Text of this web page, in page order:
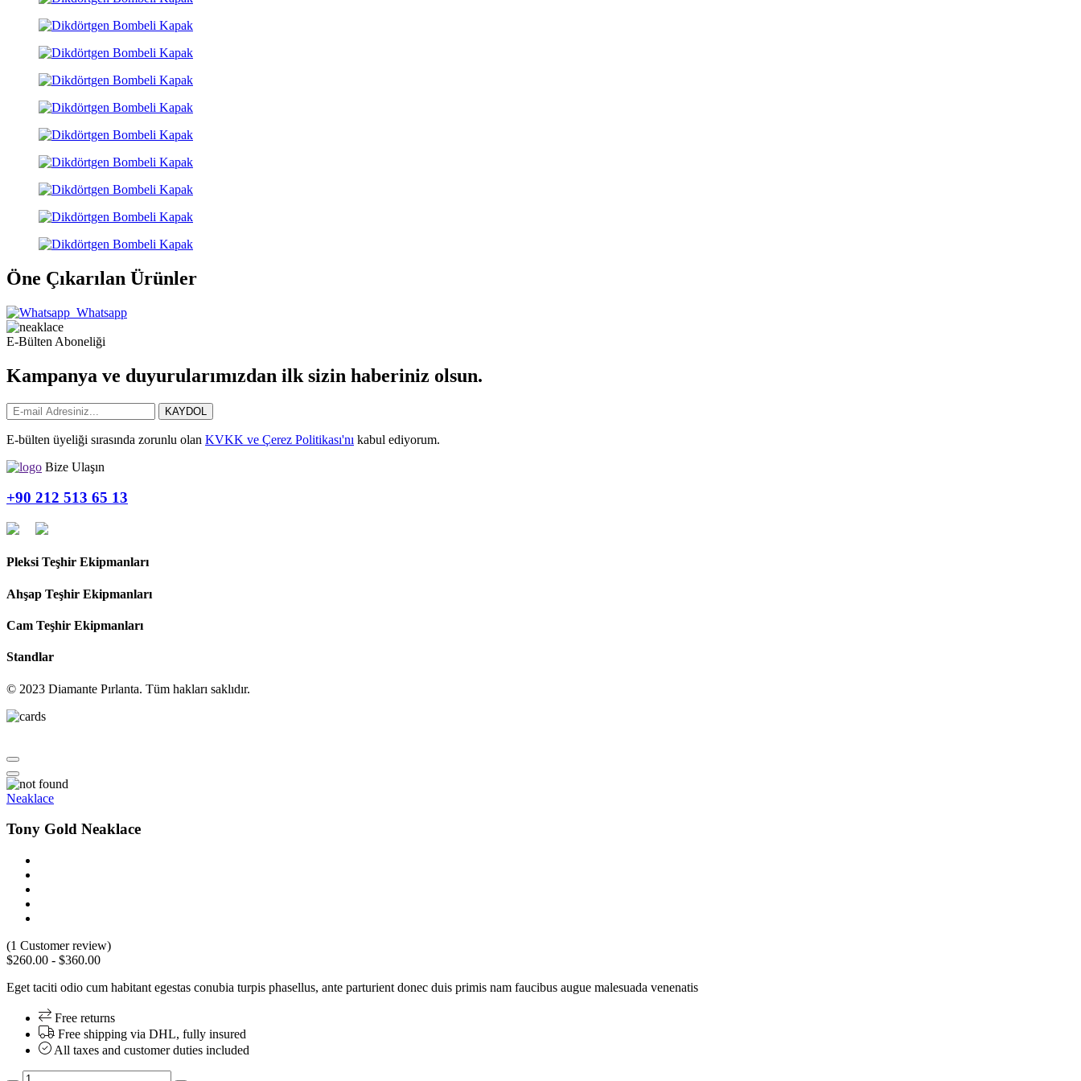
Öne Çıkarılan Ürünler
Whatsapp
E-Bülten Aboneliği
Kampanya ve duyurularımızdan ilk sizin haberiniz olsun.
KAYDOL
E-bülten üyeliği sırasında zorunlu olan KVKK ve Çerez Politikası'nı kabul ediyorum.
Bize Ulaşın
+90 212 513 65 13
Pleksi Teşhir Ekipmanları
Ahşap Teşhir Ekipmanları
Cam Teşhir Ekipmanları
Standlar
© 2023 Diamante Pırlanta. Tüm hakları saklıdır.
Neaklace
Tony Gold Neaklace
(1 Customer review)
$260.00 - $360.00
Eget taciti odio cum habitant egestas conubia turpis phasellus, ante parturient donec duis primis nam faucibus augue malesuada venenatis
Free returns
Free shipping via DHL, fully insured
All taxes and customer duties included